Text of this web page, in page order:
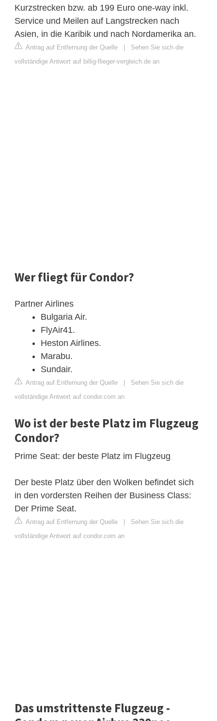
Kurzstrecken bzw. ab 199 Euro one-way inkl.
Service und Meilen auf Langstrecken nach
Asien, in die Karibik und nach Nordamerika an.
Antrag auf Entfernung der Quelle
Sehen Sie sich die
vollständige Antwort auf billig-flieger-vergleich.de an
Wer fliegt für Condor?
Partner Airlines
Bulgaria Air.
FlyAir41.
Heston Airlines.
Marabu.
Sundair.
Antrag auf Entfernung der Quelle
Sehen Sie sich die
vollständige Antwort auf condor.com an
Wo ist der beste Platz im Flugzeug
Condor?
Prime Seat: der beste Platz im Flugzeug
Der beste Platz über den Wolken befindet sich
in den vordersten Reihen der Business Class:
Der Prime Seat.
Antrag auf Entfernung der Quelle
Sehen Sie sich die
vollständige Antwort auf condor.com an
Das umstrittenste Flugzeug -